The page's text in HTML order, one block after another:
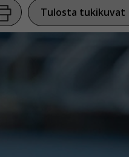
Tulosta tukikuvat